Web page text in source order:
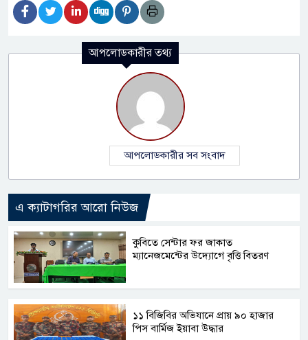
আপলোডকারীর তথ্য
আপলোডকারীর সব সংবাদ
এ ক্যাটাগরির আরো নিউজ
কুবিতে সেন্টার ফর জাকাত
ম্যানেজমেন্টের উদ্যোগে বৃত্তি বিতরণ
১১ বিজিবির অভিযানে প্রায় ৯০ হাজার
পিস বার্মিজ ইয়াবা উদ্ধার